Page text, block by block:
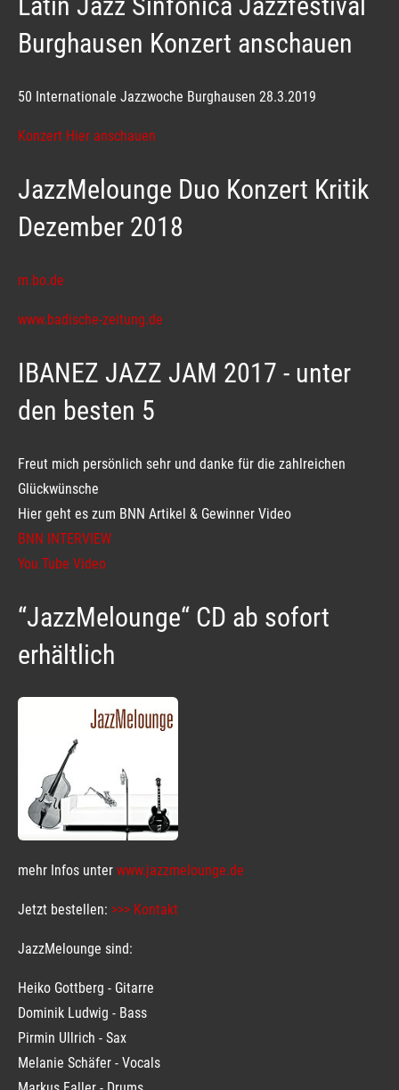
Burghausen Konzert anschauen
50 Internationale Jazzwoche Burghausen 28.3.2019
Konzert Hier anschauen
JazzMelounge Duo Konzert Kritik
Dezember 2018
m.bo.de
www.badische-zeitung.de
IBANEZ JAZZ JAM 2017 - unter
den besten 5
Freut mich persönlich sehr und danke für die zahlreichen
Glückwünsche
Hier geht es zum BNN Artikel & Gewinner Video
BNN INTERVIEW
You Tube Video
“JazzMelounge“ CD ab sofort
erhältlich
mehr Infos unter www.jazzmelounge.de
Jetzt bestellen: >>> Kontakt
JazzMelounge sind:
Heiko Gottberg - Gitarre
Dominik Ludwig - Bass
Pirmin Ullrich - Sax
Melanie Schäfer - Vocals